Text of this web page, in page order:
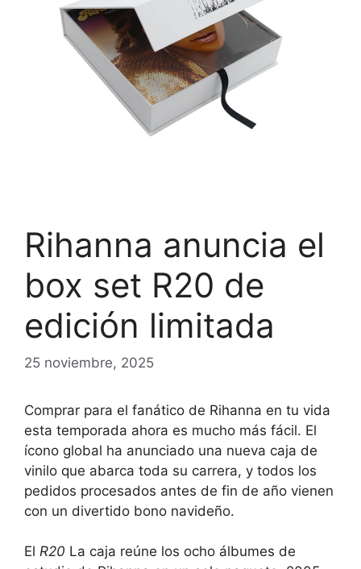
Rihanna anuncia el
box set R20 de
edición limitada
25 noviembre, 2025
Comprar para el fanático de Rihanna en tu vida
esta temporada ahora es mucho más fácil. El
ícono global ha anunciado una nueva caja de
vinilo que abarca toda su carrera, y todos los
pedidos procesados ​​antes de fin de año vienen
con un divertido bono navideño.
El R20 La caja reúne los ocho álbumes de